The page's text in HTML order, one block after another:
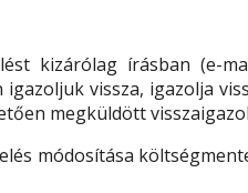
kizárólag írásban (e-
vissza, igazolja
megküldött
módosítása